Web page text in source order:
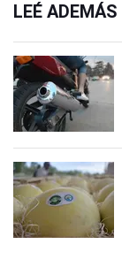
LEÉ ADEMÁS